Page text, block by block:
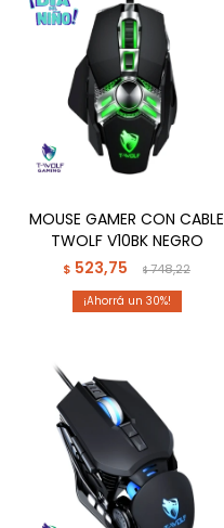
MOUSE GAMER CON CABLE
TWOLF V10BK NEGRO
$ 523,75 $748,22
30